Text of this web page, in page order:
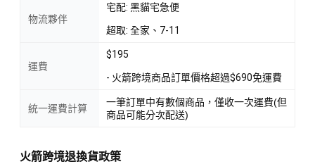
物流夥伴
宅配: 黑貓宅急便
超取: 全家、7-11
運費
$195
- 火箭跨境商品訂單價格超過$690免運費
統一運費計算
一筆訂單中有數個商品，僅收一次運費(但
商品可能分次配送)
火箭跨境退換貨政策